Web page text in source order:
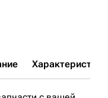
Характеристики